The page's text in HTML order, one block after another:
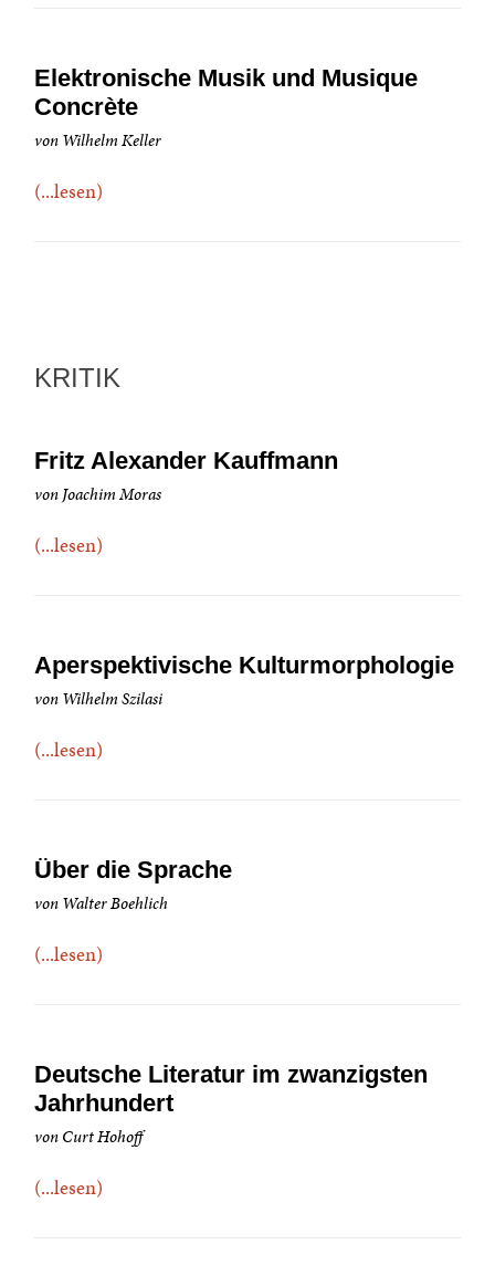
Elektronische Musik und Musique
Concrète
von Wilhelm Keller
(...lesen)
KRITIK
Fritz Alexander Kauffmann
von Joachim Moras
(...lesen)
Aperspektivische Kulturmorphologie
von Wilhelm Szilasi
(...lesen)
Über die Sprache
von Walter Boehlich
(...lesen)
Deutsche Literatur im zwanzigsten
Jahrhundert
von Curt Hohoff
(...lesen)